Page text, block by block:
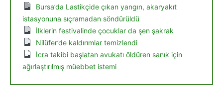
Bursa’da Lastikçide çıkan yangın, akaryakıt
istasyonuna sıçramadan söndürüldü
İlklerin festivalinde çocuklar da şen şakrak
Nilüfer’de kaldırımlar temizlendi
İcra takibi başlatan avukatı öldüren sanık için
ağırlaştırılmış müebbet istemi